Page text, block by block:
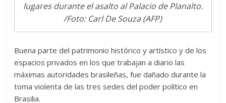
lugares durante el asalto al Palacio de Planalto.
/Foto: Carl De Souza (AFP)
Buena parte del patrimonio histórico y artístico y de los
espacios privados en los que trabajan a diario las
máximas autoridades brasileñas, fue dañado durante la
toma violenta de las tres sedes del poder político en
Brasilia.